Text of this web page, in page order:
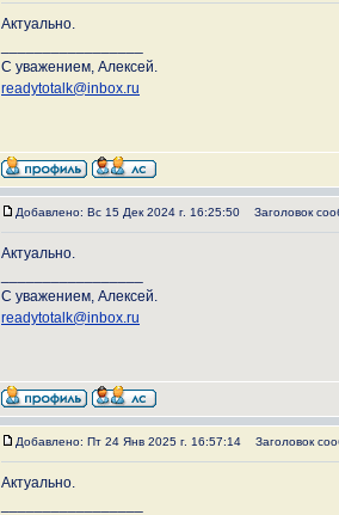
Актуально.
С уважением, Алексей.
readytotalk@inbox.ru
Добавлено: Вс 15 Дек 2024 г. 16:25:50 Заголовок
Актуально.
С уважением, Алексей.
readytotalk@inbox.ru
Добавлено: Пт 24 Янв 2025 г. 16:57:14 Заголовок
Актуально.